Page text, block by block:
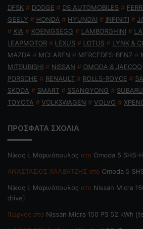
DFSK # DODGE # DS AUTOMOBILES #
GEELY # HONDA # HYUNDAI # INFINITI #
# KIA # KOENIGSEGG # LAMBORGHINI #
LEAPMOTOR # LEXUS # LOTUS # LYNK &
MAZDA # MCLAREN # MERCEDES-BENZ #
MITSUBISHI # NISSAN # OMODA & JAECOO
PORSCHE # RENAULT # ROLLS-ROYCE #
SKODA # SMART # SSANGYONG # SUBARU
TOYOTA # VOLKSWAGEN # VOLVO #
ΠΡΟΣΦΑΤΑ ΣΧΟΛΙΑ
Nίκος Ι. Mαρινόπουλος στο Omoda 5 SHS-
ΑΝΑΣΤΑΣΙΟΣ ΧΑΛΒΑΤΖΗΣ στο Omoda 5
Nίκος Ι. Mαρινόπουλος στο Nissan Micra
drive]
Γιώργος στο Nissan Micra 150 PS 52 kWh